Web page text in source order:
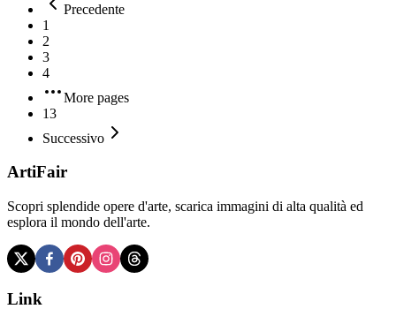
Precedente
1
2
3
4
More pages
13
Successivo
ArtiFair
Scopri splendide opere d'arte, scarica immagini di alta qualità ed
esplora il mondo dell'arte.
Link